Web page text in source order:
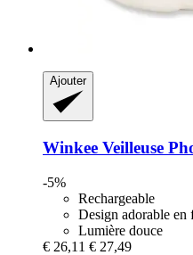
Ajouter
Winkee Veilleuse
-5%
Rechargeable
Design adorable en
Lumière douce
€ 26,11 € 27,49